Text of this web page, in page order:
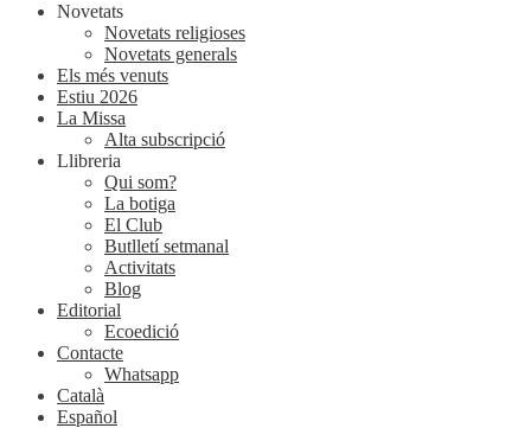
Novetats
Novetats religioses
Novetats generals
Els més venuts
Estiu 2026
La Missa
Alta subscripció
Llibreria
Qui som?
La botiga
El Club
Butlletí setmanal
Activitats
Blog
Editorial
Ecoedició
Contacte
Whatsapp
Català
Español